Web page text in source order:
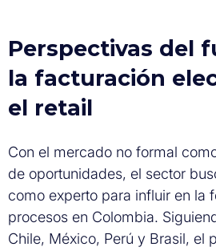
Perspectivas del
la facturación
el retail
Con el mercado no formal
de oportunidades, el sector
como experto para influir en la
procesos en Colombia.
Chile, México, Perú y Brasil, el